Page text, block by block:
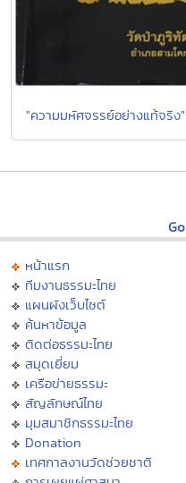
"ความมหัศจรรย์อย่างแท้จริง
หน้าแรก
ทีมงานธรรมะไทย
แผนผังเว็บไซต์
ค้นหาข้อมูล
ติดต่อธรรมะไทย
สมุดเยี่ยม
เครือข่ายธรรมะ
สัญลักษณ์ไทย
มุมสมาชิกธรรมะไทย
Donation
เทศกาลงานวัดช่วยชาติ